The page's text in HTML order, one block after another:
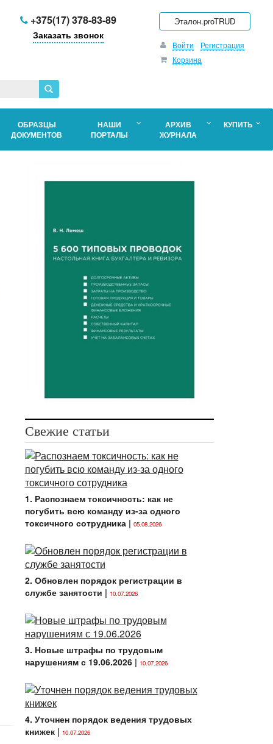
+375(17) 378-83-89
Заказать звонок
Эталон.proTRUD
Войти
Регистрация
Корзина
ОБРАЗЦЫ
ДОКУМЕНТОВ
НАШИ
ПОРТАЛЫ
АРХИВ
ЖУРНАЛА
КУПИТЬ
Свежие статьи
1. Распознаем токсичность: как не
погубить всю команду из-за одного
токсичного сотрудника| 05.08.2026
2. Обновлен порядок регистрации в
службе занятости | 10.07.2026
3. Новые штрафы по трудовым
нарушениям с 19.06.2026| 10.07.2026
4. Уточнен порядок ведения трудовых
книжек| 10.07.2026